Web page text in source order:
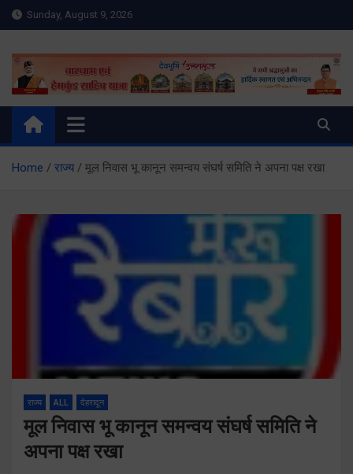
Skip
to
Sunday, August 9, 2026
Meru Raibar | Uttarakhand
News | Uttarkashi News
meruraibar.com
Home राज्य मूल निवास भू कानून समन्वय संघर्ष समिति ने अपना पक्ष रखा
राज्य ALL देहरादून
मूल निवास भू कानून समन्वय संघर्ष समिति ने
अपना पक्ष रखा